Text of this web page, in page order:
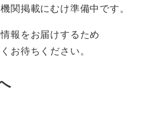
関掲載にむけ準備中です。
報をお届けするため
お待ちください。